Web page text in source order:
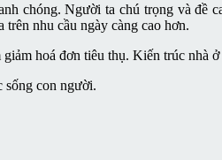
chóng. Người ta chú trọng và đề
nhu cầu ngày càng cao hơn.
hoá đơn tiêu thụ. Kiến trúc
sống con người.